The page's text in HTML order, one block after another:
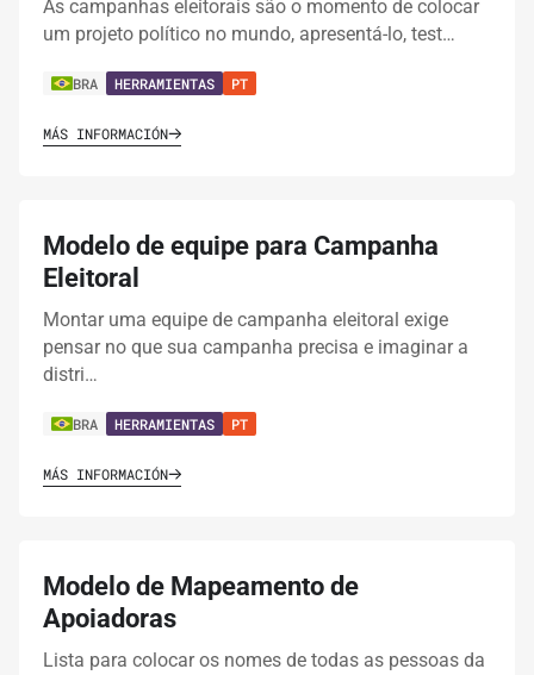
As campanhas eleitorais são o momento de colocar
um projeto político no mundo, apresentá-lo, test…
BRA HERRAMIENTAS PT
MÁS INFORMACIÓN
Modelo de equipe para Campanha
Eleitoral
Montar uma equipe de campanha eleitoral exige
pensar no que sua campanha precisa e imaginar a
distri…
BRA HERRAMIENTAS PT
MÁS INFORMACIÓN
Modelo de Mapeamento de
Apoiadoras
Lista para colocar os nomes de todas as pessoas da